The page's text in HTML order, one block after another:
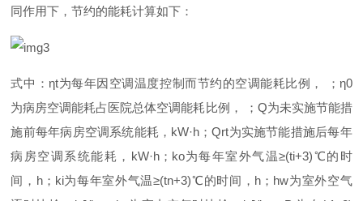
同作用下，节约的能耗计算如下：
式中 ： ηt为每年因空调温度控制而节约的空调能耗比例 ， ； η0
为病房空调能耗占医院总体空调能耗比例 ， ； Q为未实施节能措
施前每年病房空调系统能耗 ， kW·h ；Qrt为实施节能措施后每年
病房空调系统能耗 ， kW·h； ko为每年室外气温≥(ti+3)℃的时
间 ， h； ki为每年室外气温≥(tn+3)℃的时间 ， h ； hw为室外空气